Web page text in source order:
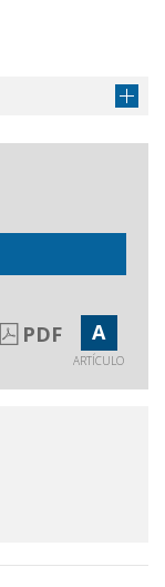
PDF A
ARTÍCULO